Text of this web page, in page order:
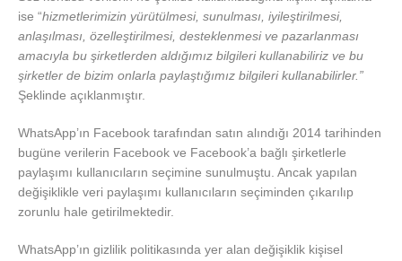
ise “hizmetlerimizin yürütülmesi, sunulması, iyileştirilmesi,
anlaşılması, özelleştirilmesi, desteklenmesi ve pazarlanması
amacıyla bu şirketlerden aldığımız bilgileri kullanabiliriz ve bu
şirketler de bizim onlarla paylaştığımız bilgileri kullanabilirler.”
Şeklinde açıklanmıştır.
WhatsApp’ın Facebook tarafından satın alındığı 2014 tarihinden
bugüne verilerin Facebook ve Facebook’a bağlı şirketlerle
paylaşımı kullanıcıların seçimine sunulmuştu. Ancak yapılan
değişiklikle veri paylaşımı kullanıcıların seçiminden çıkarılıp
zorunlu hale getirilmektedir.
WhatsApp’ın gizlilik politikasında yer alan değişiklik kişisel